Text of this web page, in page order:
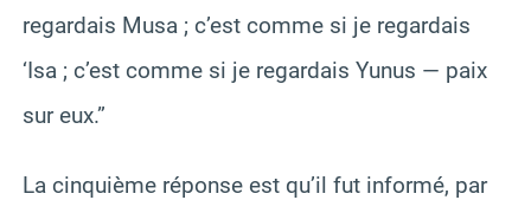
regardais Musa ; c’est comme si je regardais
‘Isa ; c’est comme si je regardais Yunus — paix
sur eux.”
La cinquième réponse est qu’il fut informé, par